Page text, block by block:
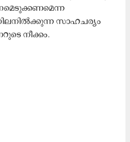
സാഹചര്യം
നീക്കം.